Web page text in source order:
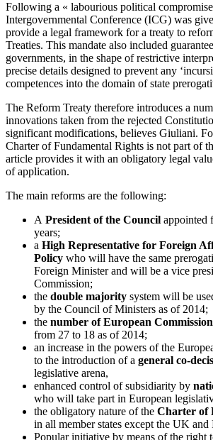
Following a « labourious political
Intergovernmental Conference (ICG) was
provide a legal framework for a treaty to
Treaties. This mandate also included
governments, in the shape of restrictive
precise details designed to prevent any
competences into the domain of state
The Reform Treaty therefore introduces a
innovations taken from the rejected
significant modifications, believes Giuliani.
Charter of Fundamental Rights is not part of
article provides it with an obligatory legal
of application.
The main reforms are the following:
A President of the Council appointed
years;
a High Representative for Foreign
Policy who will have the same
Foreign Minister and will be a vice
Commission;
the double majority system will be
by the Council of Ministers as of 2014;
the number of European
from 27 to 18 as of 2014;
an increase in the powers of the
to the introduction of a general co-
legislative arena,
enhanced control of subsidiarity by
who will take part in European
the obligatory nature of the Charter of
in all member states except the UK and
Popular initiative by means of the right